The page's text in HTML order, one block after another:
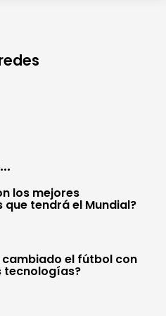
los mejores
tendrá el Mundial?
cambiado el fútbol con
tecnologías?